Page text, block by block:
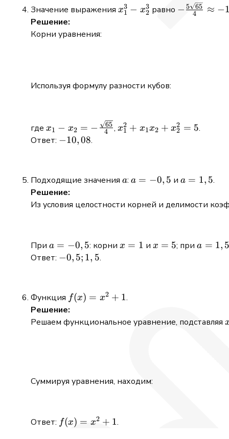
Значение выражения x_1^3
x1
3 − x2
3 равно -
− 4
5 65 ≈ −
Решение:
Корни уравнения:
Используя формулу разности кубов:
где x_1 - x_2 = -
\frac{\sqrt{65}}
x1 − x2 = − 4
65, x_1^2
= 5
x1
2 + x1x2 + x2
2 = 5.
Ответ: -10,08
−10,08.
Подходящие значения a
a: a =
a = −0, 5 и a
1,5
a = 1, 5.
Решение:
Из условия целостности корней и делимости
При a =
-0,5
a = −0, 5: корни x
x = 1 и x
x = 5; приa
a = 1,
Ответ: -0,5;
−0, 5; 1, 5.
Функция f(x)
=
x^2
f(x) = x2 + 1.
Решение:
Решаем функциональное уравнение, подставляя
Суммируя уравнения, находим:
Ответ: f(x)
f(x) = x2 + 1.